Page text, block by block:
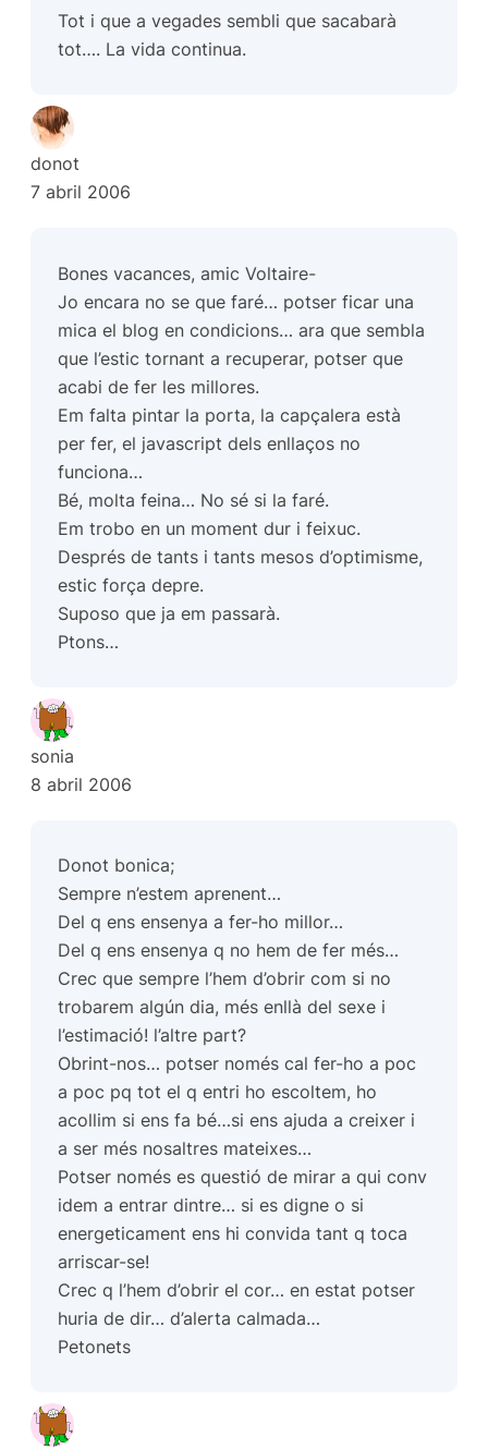
Tot i que a vegades sembli que sacabarà
tot…. La vida continua.
donot
7 abril 2006
Bones vacances, amic Voltaire-
Jo encara no se que faré… potser ficar una
mica el blog en condicions… ara que sembla
que l’estic tornant a recuperar, potser que
acabi de fer les millores.
Em falta pintar la porta, la capçalera està
per fer, el javascript dels enllaços no
funciona…
Bé, molta feina… No sé si la faré.
Em trobo en un moment dur i feixuc.
Després de tants i tants mesos d’optimisme,
estic força depre.
Suposo que ja em passarà.
Ptons…
sonia
8 abril 2006
Donot bonica;
Sempre n’estem aprenent…
Del q ens ensenya a fer-ho millor…
Del q ens ensenya q no hem de fer més…
Crec que sempre l’hem d’obrir com si no
trobarem algún dia, més enllà del sexe i
l’estimació! l’altre part?
Obrint-nos… potser només cal fer-ho a poc
a poc pq tot el q entri ho escoltem, ho
acollim si ens fa bé…si ens ajuda a creixer i
a ser més nosaltres mateixes…
Potser només es questió de mirar a qui conv
idem a entrar dintre… si es digne o si
energeticament ens hi convida tant q toca
arriscar-se!
Crec q l’hem d’obrir el cor… en estat potser
huria de dir… d’alerta calmada…
Petonets